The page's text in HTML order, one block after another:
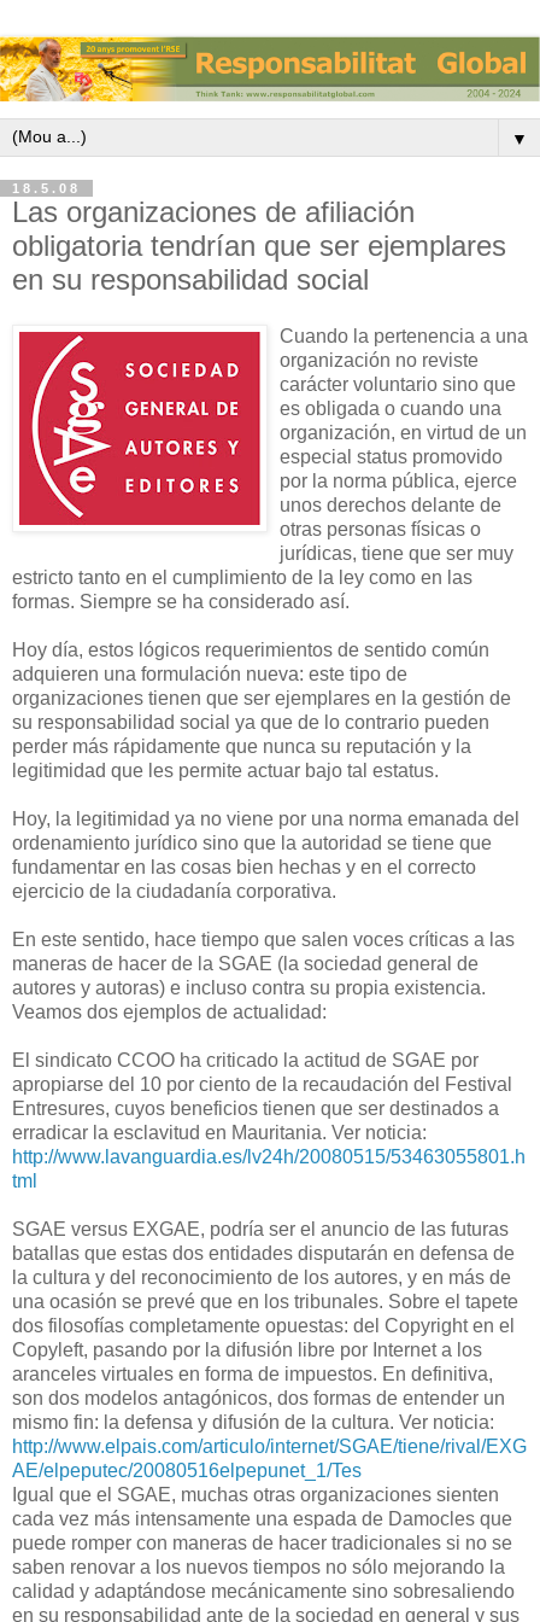
▼
18.5.08
Las organizaciones de afiliación
obligatoria tendrían que ser ejemplares
en su responsabilidad social
Cuando la pertenencia a una
organización no reviste
carácter voluntario sino que
es obligada o cuando una
organización, en virtud de un
especial status promovido
por la norma pública, ejerce
unos derechos delante de
otras personas físicas o
jurídicas, tiene que ser muy
estricto tanto en el cumplimiento de la ley como en las
formas. Siempre se ha considerado así.
Hoy día, estos lógicos requerimientos de sentido común
adquieren una formulación nueva: este tipo de
organizaciones tienen que ser ejemplares en la gestión de
su responsabilidad social ya que de lo contrario pueden
perder más rápidamente que nunca su reputación y la
legitimidad que les permite actuar bajo tal estatus.
Hoy, la legitimidad ya no viene por una norma emanada del
ordenamiento jurídico sino que la autoridad se tiene que
fundamentar en las cosas bien hechas y en el correcto
ejercicio de la ciudadanía corporativa.
En este sentido, hace tiempo que salen voces críticas a las
maneras de hacer de la SGAE (la sociedad general de
autores y autoras) e incluso contra su propia existencia.
Veamos dos ejemplos de actualidad:
El sindicato CCOO ha criticado la actitud de SGAE por
apropiarse del 10 por ciento de la recaudación del Festival
Entresures, cuyos beneficios tienen que ser destinados a
erradicar la esclavitud en Mauritania. Ver noticia:
http://www.lavanguardia.es/lv24h/20080515/53463055801.h
tml
SGAE versus EXGAE, podría ser el anuncio de las futuras
batallas que estas dos entidades disputarán en defensa de
la cultura y del reconocimiento de los autores, y en más de
una ocasión se prevé que en los tribunales. Sobre el tapete
dos filosofías completamente opuestas: del Copyright en el
Copyleft, pasando por la difusión libre por Internet a los
aranceles virtuales en forma de impuestos. En definitiva,
son dos modelos antagónicos, dos formas de entender un
mismo fin: la defensa y difusión de la cultura. Ver noticia:
http://www.elpais.com/articulo/internet/SGAE/tiene/rival/EXG
AE/elpeputec/20080516elpepunet_1/Tes
Igual que el SGAE, muchas otras organizaciones sienten
cada vez más intensamente una espada de Damocles que
puede romper con maneras de hacer tradicionales si no se
saben renovar a los nuevos tiempos no sólo mejorando la
calidad y adaptándose mecánicamente sino sobresaliendo
en su responsabilidad ante de la sociedad en general y sus